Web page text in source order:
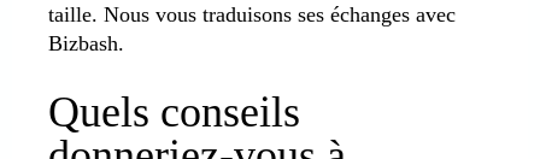
taille. Nous vous traduisons ses échanges avec
Bizbash.
Quels conseils